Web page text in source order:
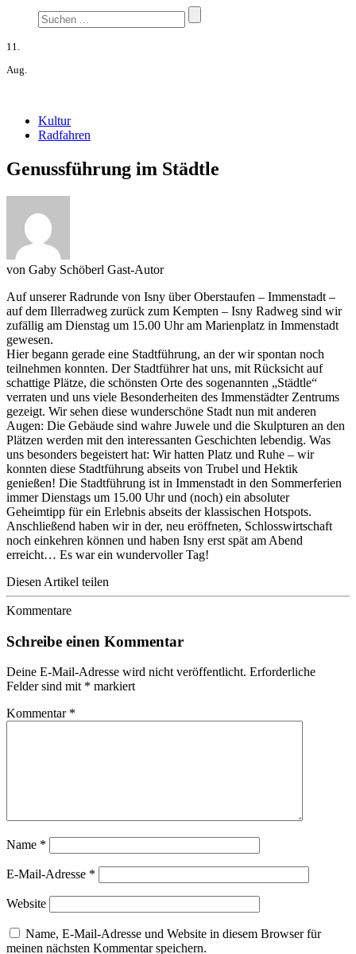
11.
Aug.
Kultur
Radfahren
Genussführung im Städtle
von Gaby Schöberl Gast-Autor
Auf unserer Radrunde von Isny über Oberstaufen – Immenstadt –
auf dem Illerradweg zurück zum Kempten – Isny Radweg sind wir
zufällig am Dienstag um 15.00 Uhr am Marienplatz in Immenstadt
gewesen.
Hier begann gerade eine Stadtführung, an der wir spontan noch
teilnehmen konnten. Der Stadtführer hat uns, mit Rücksicht auf
schattige Plätze, die schönsten Orte des sogenannten „Städtle“
verraten und uns viele Besonderheiten des Immenstädter Zentrums
gezeigt. Wir sehen diese wunderschöne Stadt nun mit anderen
Augen: Die Gebäude sind wahre Juwele und die Skulpturen an den
Plätzen werden mit den interessanten Geschichten lebendig. Was
uns besonders begeistert hat: Wir hatten Platz und Ruhe – wir
konnten diese Stadtführung abseits von Trubel und Hektik
genießen! Die Stadtführung ist in Immenstadt in den Sommerferien
immer Dienstags um 15.00 Uhr und (noch) ein absoluter
Geheimtipp für ein Erlebnis abseits der klassischen Hotspots.
Anschließend haben wir in der, neu eröffneten, Schlosswirtschaft
noch einkehren können und haben Isny erst spät am Abend
erreicht… Es war ein wundervoller Tag!
Diesen Artikel teilen
Kommentare
Schreibe einen Kommentar
Deine E-Mail-Adresse wird nicht veröffentlicht. Erforderliche
Felder sind mit * markiert
Kommentar *
Name *
E-Mail-Adresse *
Website
Name, E-Mail-Adresse und Website in diesem Browser für
meinen nächsten Kommentar speichern.